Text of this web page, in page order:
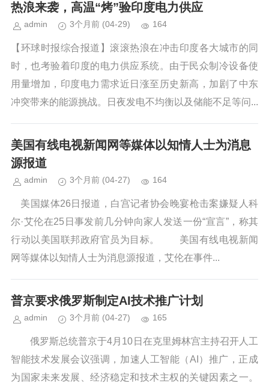
热浪来袭，高温“烤”验印度电力供应
admin 3个月前 (04-29) 164
【环球时报综合报道】滚滚热浪在冲击印度各大城市的同
时，也考验着印度的电力供应系统。由于民众制冷设备使
用量增加，印度电力需求近日涨至历史新高，加剧了中东
冲突带来的能源挑战。日夜发电不均衡以及储能不足等问...
美国有线电视新闻网等媒体以知情人士为消息
源报道
admin 3个月前 (04-27) 164
美国媒体26日报道，白宫记者协会晚宴枪击案嫌疑人科
尔·艾伦在25日事发前几分钟向家人发送一份“宣言”，称其
行动以美国联邦政府官员为目标。 美国有线电视新闻
网等媒体以知情人士为消息源报道，艾伦在事件...
普京要求俄罗斯制定AI技术推广计划
admin 3个月前 (04-27) 165
俄罗斯总统普京于4月10日在克里姆林宫主持召开人工
智能技术发展会议强调，加速人工智能（AI）推广，正成
为国家未来发展、经济稳定和技术主权的关键因素之一。